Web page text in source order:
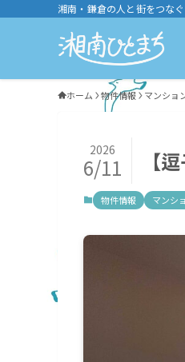
湘南・鎌倉の人と街をつな
ホーム 物件情報 マンショ
【
2026
6/11
物件情報 マンシ